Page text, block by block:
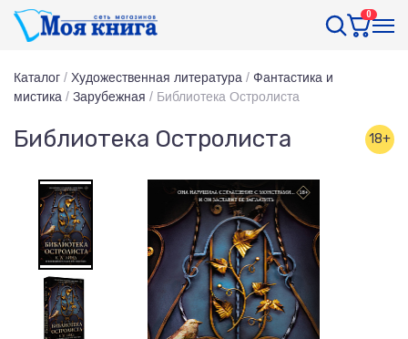
0
Каталог / Художественная литература / Фантастика и
мистика / Зарубежная / Библиотека Остролиста
Библиотека Остролиста 18+